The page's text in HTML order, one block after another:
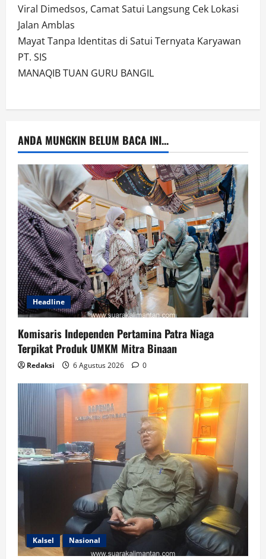
Viral Dimedsos, Camat Satui Langsung Cek Lokasi
Jalan Amblas
Mayat Tanpa Identitas di Satui Ternyata Karyawan
PT. SIS
MANAQIB TUAN GURU BANGIL
ANDA MUNGKIN BELUM BACA INI...
Headline
Komisaris Independen Pertamina Patra Niaga
Terpikat Produk UMKM Mitra Binaan
Redaksi 6 Agustus 2026 0
Kalsel Nasional